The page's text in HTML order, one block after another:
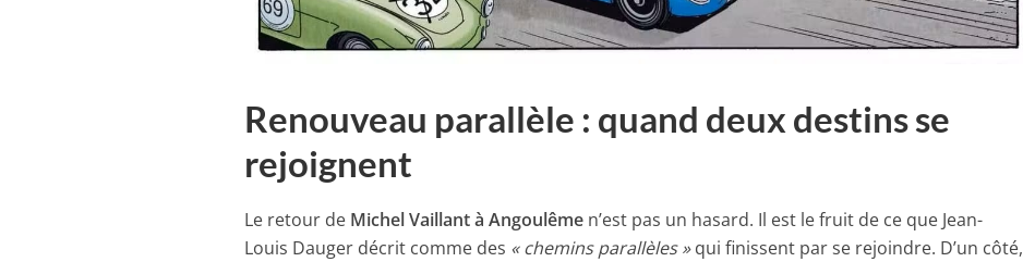
Renouveau parallèle : quand deux destins se
rejoignent
Le retour de Michel Vaillant à Angoulême n’est pas un hasard. Il est le fruit de ce que Jean-
Louis Dauger décrit comme des « chemins parallèles »qui finissent par se rejoindre. D’un côté,